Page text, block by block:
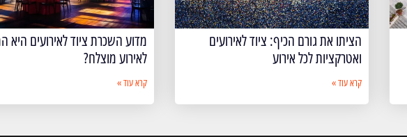
הציתו את גורם הכיף: ציוד לאירועים
ואטרקציות לכל אירוע
קרא עוד »
מדוע השכרת ציוד לאירועים היא
לאירוע מוצלח?
קרא עוד »